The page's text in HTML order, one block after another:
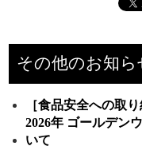
その他のお知ら
［食品安全への取り
2026年 ゴールデン
いて